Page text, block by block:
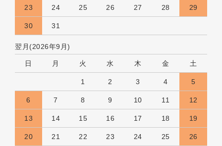
23 24 25 26 27 28 29
30 31
翌月(2026年9月)
日 月 火 水 木 金 土
1 2 3 4 5
6 7 8 9 10 11 12
13 14 15 16 17 18 19
20 21 22 23 24 25 26